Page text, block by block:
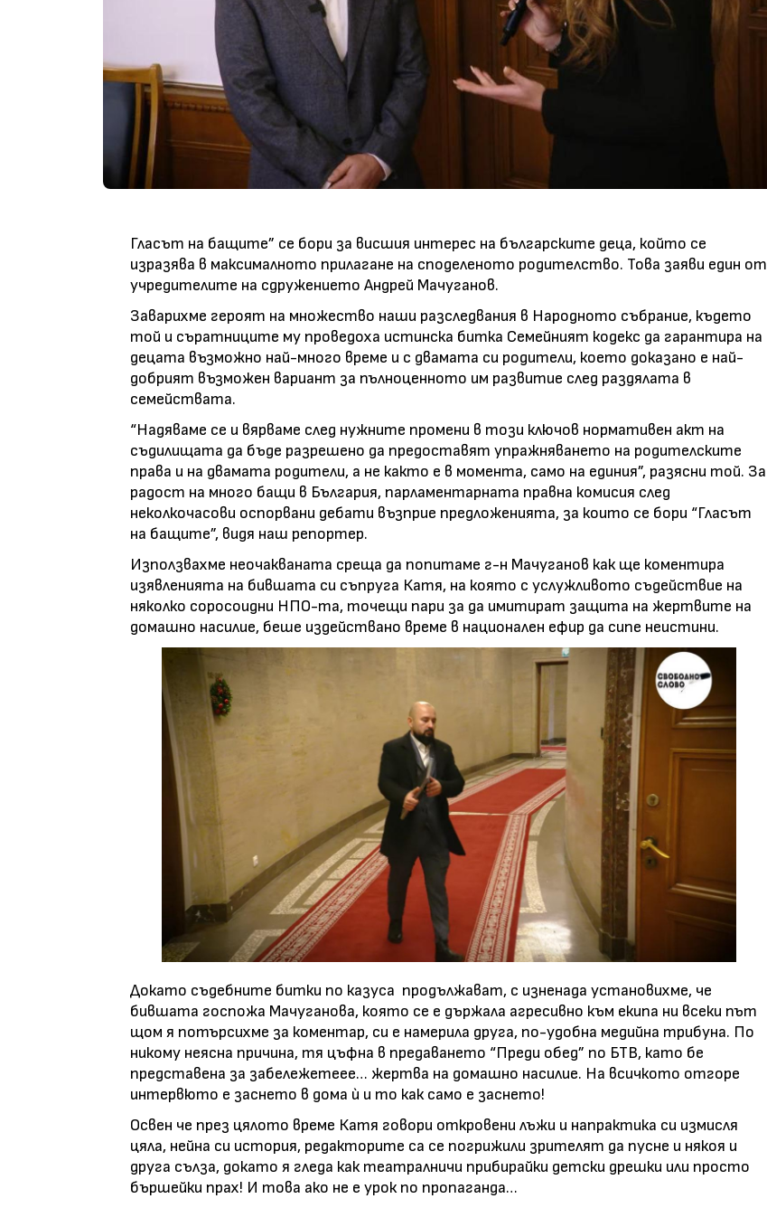
Гласът на бащите” се бори за висшия интерес на българските деца, който се
изразява в максималното прилагане на споделеното родителство. Това заяви един от
учредителите на сдружението Андрей Мачуганов.
Заварихме героят на множество наши разследвания в Народното събрание, където
той и съратниците му проведоха истинска битка Семейният кодекс да гарантира на
децата възможно най-много време и с двамата си родители, което доказано е най-
добрият възможен вариант за пълноценното им развитие след раздялата в
семействата.
“Надяваме се и вярваме след нужните промени в този ключов нормативен акт на
съдилищата да бъде разрешено да предоставят упражняването на родителските
права и на двамата родители, а не както е в момента, само на единия”, разясни той. За
радост на много бащи в България, парламентарната правна комисия след
неколкочасови оспорвани дебати възприе предложенията, за които се бори “Гласът
на бащите”, видя наш репортер.
Използвахме неочакваната среща да попитаме г-н Мачуганов как ще коментира
изявленията на бившата си съпруга Катя, на която с услужливото съдействие на
няколко соросоидни НПО-та, точещи пари за да имитират защита на жертвите на
домашно насилие, беше издействано време в национален ефир да сипе неистини.
Докато съдебните битки по казуса продължават, с изненада установихме, че
бившата госпожа Мачуганова, която се е държала агресивно към екипа ни всеки път
щом я потърсихме за коментар, си е намерила друга, по-удобна медийна трибуна. По
никому неясна причина, тя цъфна в предаването “Преди обед” по БТВ, като бе
представена за забележетеее… жертва на домашно насилие. На всичкото отгоре
интервюто е заснето в дома ѝ и то как само е заснето!
Освен че през цялото време Катя говори откровени лъжи и напрактика си измисля
цяла, нейна си история, редакторите са се погрижили зрителят да пусне и някоя и
друга сълза, докато я гледа как театралничи прибирайки детски дрешки или просто
бършейки прах! И това ако не е урок по пропаганда…